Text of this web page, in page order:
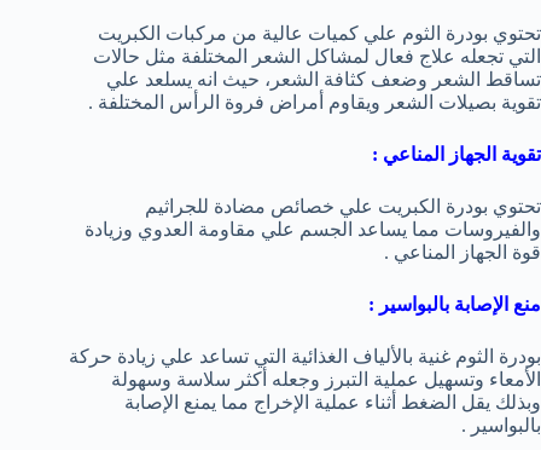
تحتوي بودرة الثوم علي كميات عالية من مركبات الكبريت
التي تجعله علاج فعال لمشاكل الشعر المختلفة مثل حالات
تساقط الشعر وضعف كثافة الشعر، حيث انه يسلعد علي
تقوية بصيلات الشعر ويقاوم أمراض فروة الرأس المختلفة .
تقوية الجهاز المناعي :
تحتوي بودرة الكبريت علي خصائص مضادة للجراثيم
والفيروسات مما يساعد الجسم علي مقاومة العدوي وزيادة
قوة الجهاز المناعي .
منع الإصابة بالبواسير :
بودرة الثوم غنية بالألياف الغذائية التي تساعد علي زيادة حركة
الأمعاء وتسهيل عملية التبرز وجعله أكثر سلاسة وسهولة
وبذلك يقل الضغط أثناء عملية الإخراج مما يمنع الإصابة
بالبواسير .